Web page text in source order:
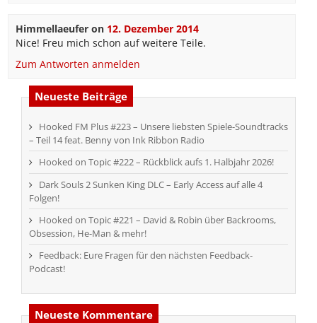
Himmellaeuferon 12. Dezember 2014
Nice! Freu mich schon auf weitere Teile.
Zum Antworten anmelden
Neueste Beiträge
Hooked FM Plus #223 – Unsere liebsten Spiele-Soundtracks
– Teil 14 feat. Benny von Ink Ribbon Radio
Hooked on Topic #222 – Rückblick aufs 1. Halbjahr 2026!
Dark Souls 2 Sunken King DLC – Early Access auf alle 4
Folgen!
Hooked on Topic #221 – David & Robin über Backrooms,
Obsession, He-Man & mehr!
Feedback: Eure Fragen für den nächsten Feedback-
Podcast!
Neueste Kommentare